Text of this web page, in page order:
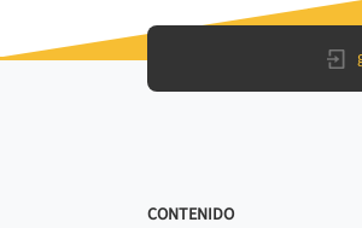
CONTENIDO